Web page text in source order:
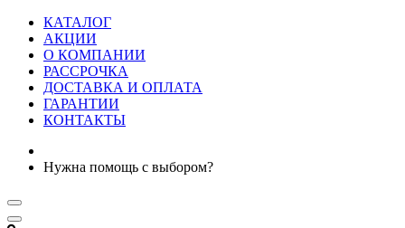
КАТАЛОГ
АКЦИИ
О КОМПАНИИ
РАССРОЧКА
ДОСТАВКА И ОПЛАТА
ГАРАНТИИ
КОНТАКТЫ
Нужна помощь с выбором?